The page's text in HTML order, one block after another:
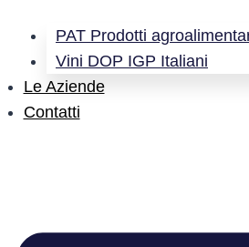
PAT Prodotti
Vini DOP IGP Italiani
Le Aziende
Contatti